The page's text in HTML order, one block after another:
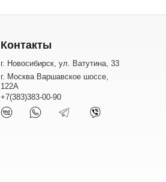
Контакты
г. Новосибирск, ул. Ватутина, 33
г. Москва Варшавское шоссе,
122А
+7(383)383-00-90